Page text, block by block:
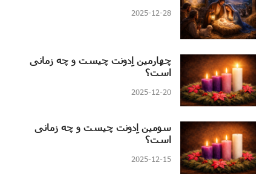
2025-12-28
چهارمین اِدونت چیست و چه زمانی
است؟
2025-12-20
سومین اِدونت چیست و چه زمانی
است؟
2025-12-15